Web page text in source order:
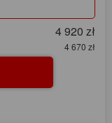
4 920 zł
4 670 zł